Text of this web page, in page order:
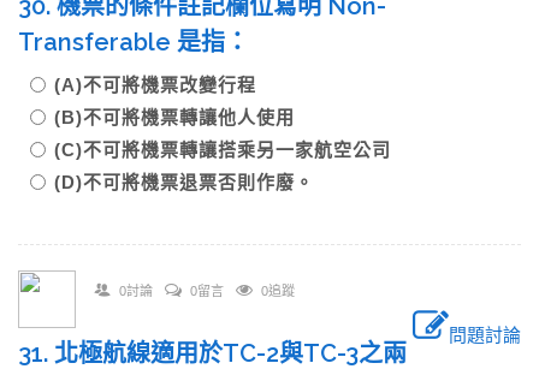
30. 機票的條件註記欄位寫明 Non-
Transferable 是指：
(A)不可將機票改變行程
(B)不可將機票轉讓他人使用
(C)不可將機票轉讓搭乘另一家航空公司
(D)不可將機票退票否則作廢。
0討論 0留言 0追蹤
問題討論
31. 北極航線適用於TC-2與TC-3之兩